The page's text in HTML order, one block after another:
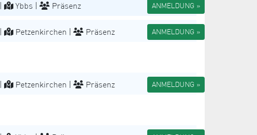
Ybbs | Präsenz ANMELDUNG »
Petzenkirchen | Präsenz ANMELDUNG »
Petzenkirchen | Präsenz ANMELDUNG »